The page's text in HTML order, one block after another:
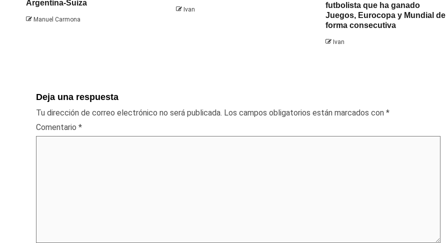
Argentina-Suiza
Manuel Carmona
Ivan
futbolista que ha ganado
Juegos, Eurocopa y Mundial de
forma consecutiva
Ivan
Deja una respuesta
Tu dirección de correo electrónico no será publicada. Los campos obligatorios están marcados con *
Comentario *